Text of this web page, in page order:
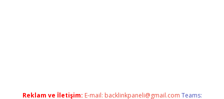
Reklam ve İletişim: E-mail: backlinkpaneli@gmail.com Teams: